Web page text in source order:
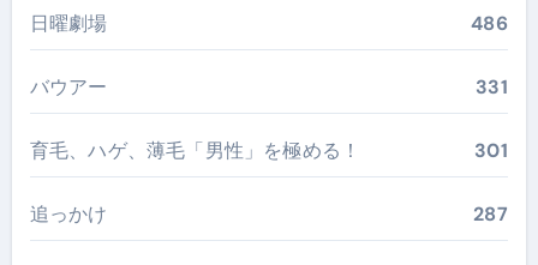
日曜劇場 486
バウアー 331
育毛、ハゲ、薄毛「男性」を極める！ 301
追っかけ 287